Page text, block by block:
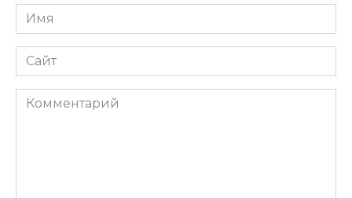
Имя
*
Сайт
Комментарий